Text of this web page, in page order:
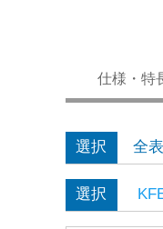
仕様・特
選択 全
選択